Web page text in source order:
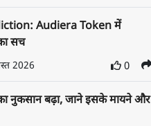
Audiera Token में
सच
2026 0
नुकसान बढ़ा, जाने इसके मायने और